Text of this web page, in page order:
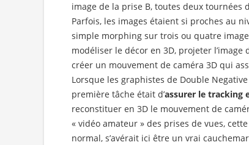
image de la prise B, toutes deux tournées
Parfois, les images étaient si proches au
simple morphing sur trois ou quatre
modéliser le décor en 3D, projeter
créer un mouvement de caméra 3D qui
Lorsque les graphistes de Double
première tâche était d’assurer le tracking
reconstituer en 3D le mouvement de
« vidéo amateur » des prises de vues,
normal, s’avérait ici être un vrai